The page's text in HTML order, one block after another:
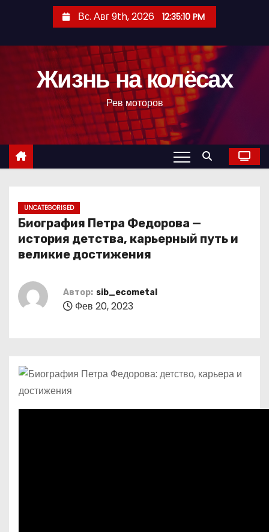
с
Вс. Авг 9th, 2026 12:35:11 PM
Жизнь на колёсах
Рев моторов
UNCATEGORISED
Биография Петра Федорова —
история детства, карьерный путь и
великие достижения
Автор: sib_ecometal
Фев 20, 2023